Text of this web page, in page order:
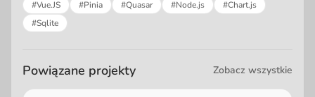
#Vue.JS #Pinia #Quasar #Node.js
#Chart.js
#Sqlite
Powiązane projekty Zobacz wszystkie